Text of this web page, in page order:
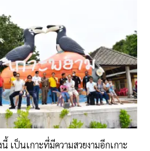
เป็นเกาะที่มีความสวยงามอีกเกาะ